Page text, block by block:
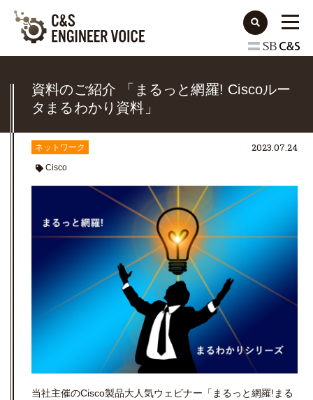
資料のご紹介 「まるっと網羅! Ciscoルー
タまるわかり資料」
ネットワーク
Cisco
2023.07.24
当社主催のCisco製品大人気ウェビナー「まるっと網羅!まる